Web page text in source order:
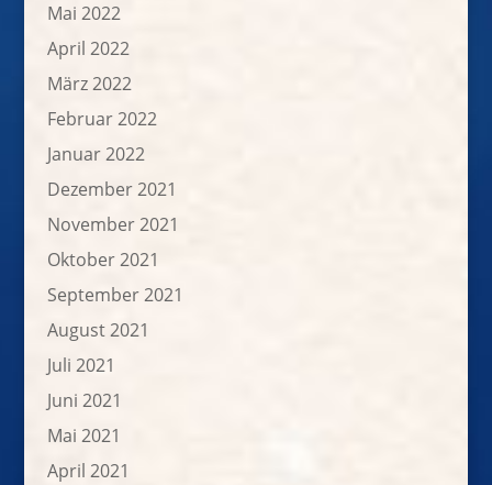
Mai 2022
April 2022
März 2022
Februar 2022
Januar 2022
Dezember 2021
November 2021
Oktober 2021
September 2021
August 2021
Juli 2021
Juni 2021
Mai 2021
April 2021